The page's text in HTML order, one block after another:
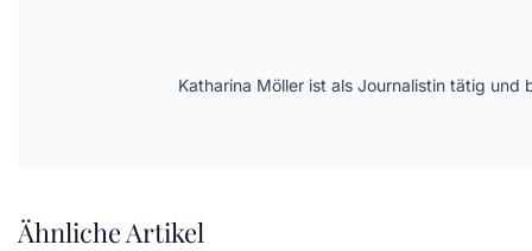
Katharina Möller ist als Journalistin tätig
Ähnliche Artikel